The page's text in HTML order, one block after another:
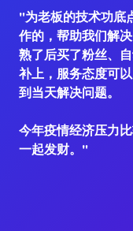
"为老板的技术功底
作的，帮助我们解
熟了后买了粉丝、
补上，服务态度可
到当天解决问题。
今年疫情经济压力
一起发财。"